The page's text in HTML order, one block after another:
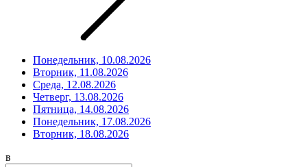
Понедельник, 10.08.2026
Вторник, 11.08.2026
Среда, 12.08.2026
Четверг, 13.08.2026
Пятница, 14.08.2026
Понедельник, 17.08.2026
Вторник, 18.08.2026
в